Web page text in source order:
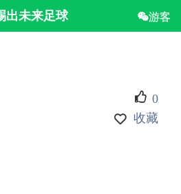
出未来足球 游客
0
收藏